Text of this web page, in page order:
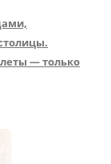
— только